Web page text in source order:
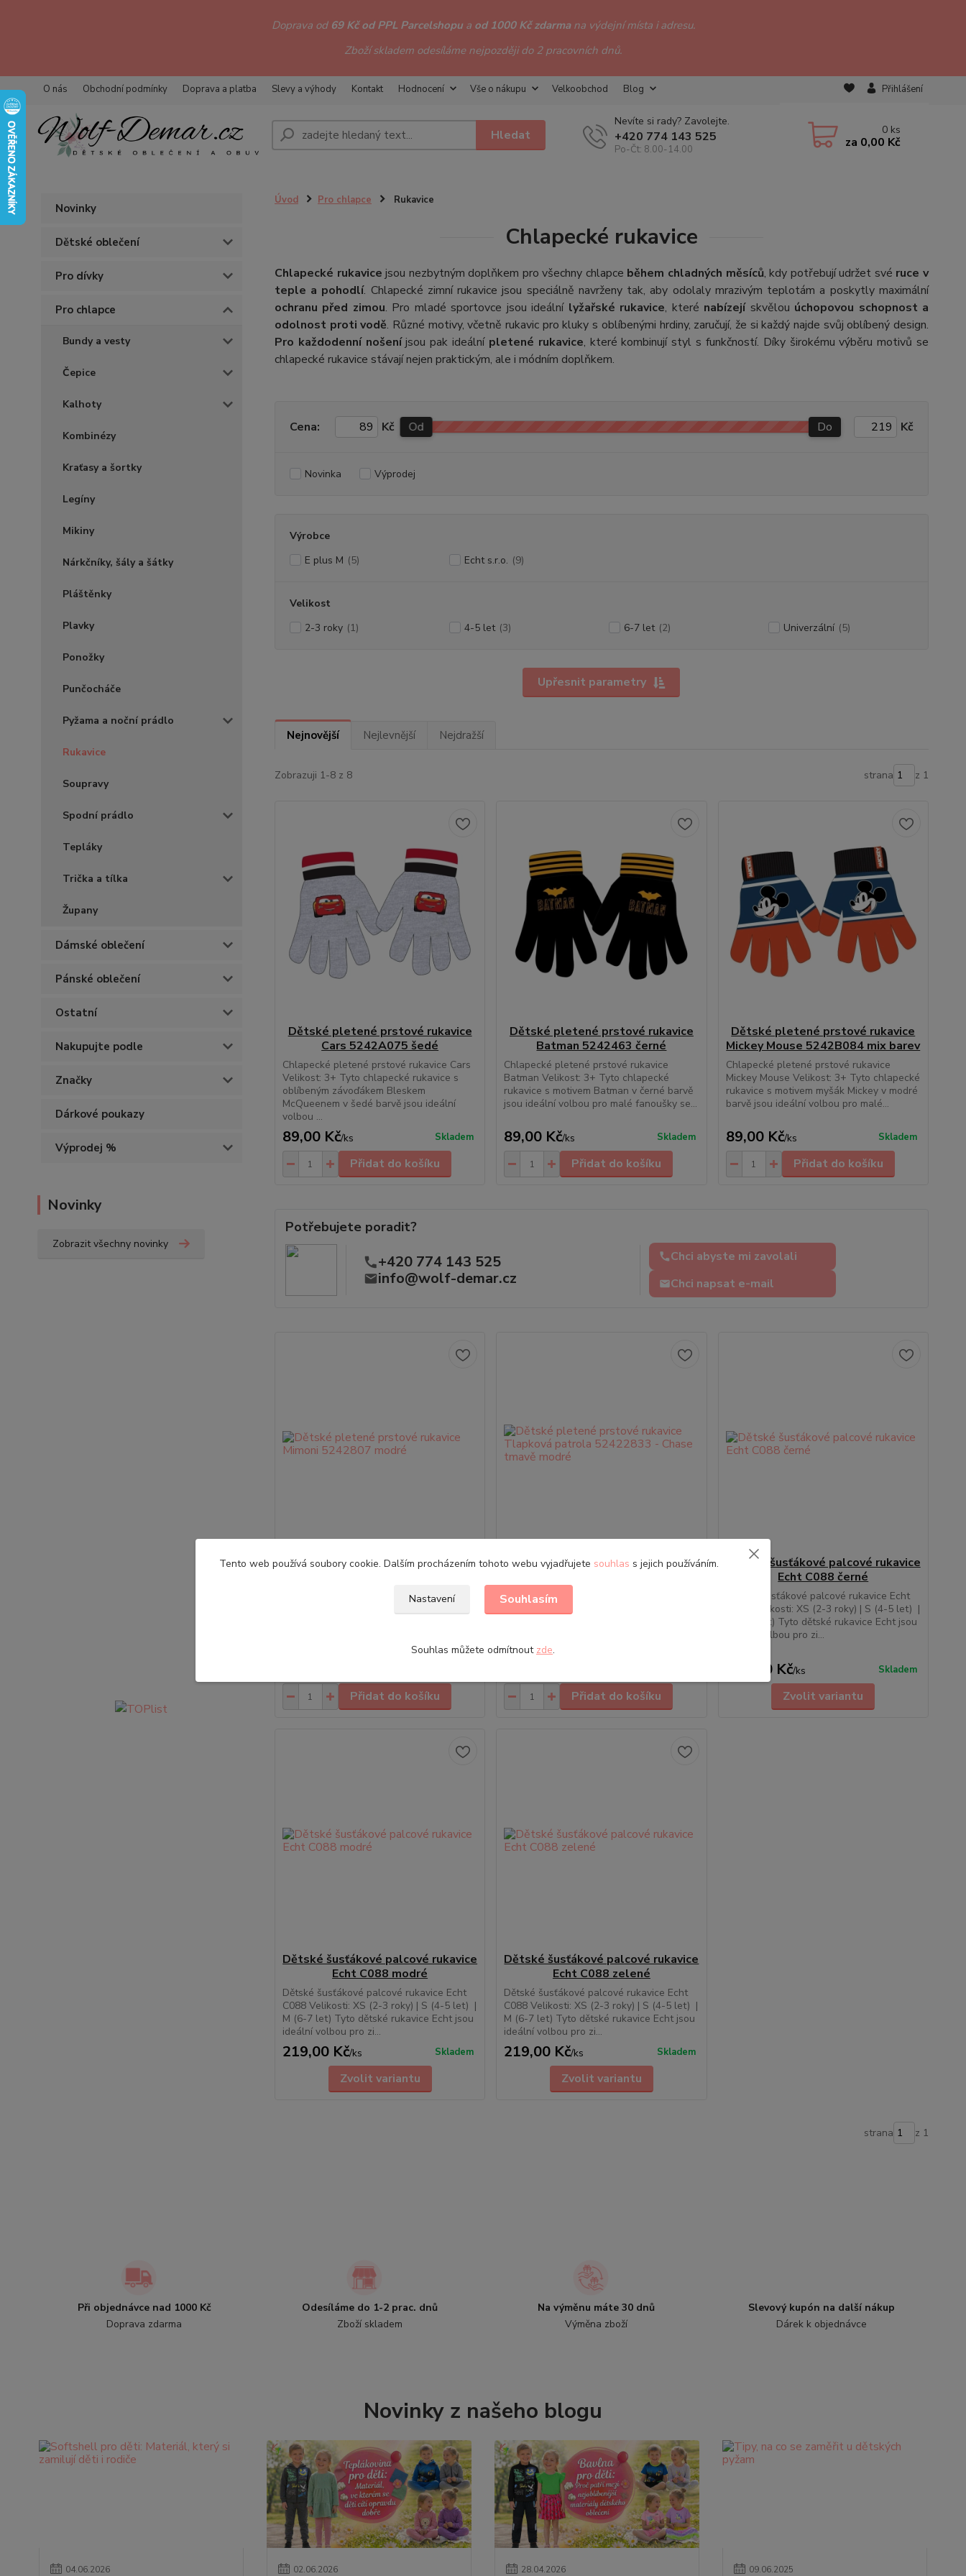
Doprava od 69 Kč od PPL Parcelshopua od 1000 Kč zdarma na výdejní místa i adresu.
Zboží skladem odesíláme nejpozději do 2 pracovních dnů.
O nás Obchodní podmínky Doprava a platba Slevy a výhody Kontakt Hodnocení Vše o nákupu Velkoobchod Blog Přihlášení
Hledat
Nevíte si rady? Zavolejte.
+420 774 143 525
Po-Čt: 8.00-14.00
0 ks
za 0,00 Kč
Novinky
Dětské oblečení
Pro dívky
Pro chlapce
Bundy a vesty
Čepice
Kalhoty
Kombinézy
Kraťasy a šortky
Legíny
Mikiny
Nárkčníky, šály a šátky
Pláštěnky
Plavky
Ponožky
Punčocháče
Pyžama a noční prádlo
Rukavice
Soupravy
Spodní prádlo
Tepláky
Trička a tílka
Župany
Dámské oblečení
Pánské oblečení
Ostatní
Nakupujte podle
Značky
Dárkové poukazy
Výprodej %
Novinky
Zobrazit všechny novinky
Úvod Pro chlapce Rukavice
Chlapecké rukavice
Chlapecké rukavice jsou nezbytným doplňkem pro všechny chlapce během chladných měsíců, kdy potřebují udržet své ruce v
teple a pohodlí. Chlapecké zimní rukavice jsou speciálně navrženy tak, aby odolaly mrazivým teplotám a poskytly maximální
ochranu před zimou. Pro mladé sportovce jsou ideální lyžařské rukavice, které nabízejí skvělou úchopovou schopnost a
odolnost proti vodě. Různé motivy, včetněrukavic pro kluky s oblíbenými hrdiny, zaručují, že si každý najde svůj oblíbený design.
Pro každodenní nošeníjsou pak ideální pletené rukavice, které kombinují styl s funkčností. Díky širokémuvýběru motivů se
chlapecké rukavice stávají nejen praktickým, ale i módním doplňkem.
Upřesnit parametry
Cena: Kč Od Do Kč
Novinka Výprodej
Výrobce
E plus M (5) Echt s.r.o. (9)
Velikost
2-3 roky (1) 4-5 let (3) 6-7 let (2) Univerzální (5)
Nejnovější Nejlevnější Nejdražší
Zobrazuji 1-8 z 8 strana z 1
Dětské pletené prstové rukavice
Cars 5242A075 šedé
Chlapecké pletené prstové rukavice Cars
Velikost: 3+ Tyto chlapecké rukavice s
oblíbeným závoďákem Bleskem
McQueenem v šedé barvě jsou ideální
volbou ...
89,00 Kč/ks Skladem
Přidat do košíku
Dětské pletené prstové rukavice
Batman 5242463 černé
Chlapecké pletené prstové rukavice
Batman Velikost: 3+ Tyto chlapecké
rukavice s motivem Batman v černé barvě
jsou ideální volbou pro malé fanoušky se...
89,00 Kč/ks Skladem
Přidat do košíku
Dětské pletené prstové rukavice
Mickey Mouse 5242B084 mix barev
Chlapecké pletené prstové rukavice
Mickey Mouse Velikost: 3+ Tyto chlapecké
rukavice s motivem myšák Mickey v modré
barvě jsou ideální volbou pro malé...
89,00 Kč/ks Skladem
Přidat do košíku
Potřebujete poradit?
+420 774 143 525
info@wolf-demar.cz
Chci abyste mi zavolali
Chci napsat e-mail
Dětské pletené prstové rukavice
Chlapecké pletené prstové rukavice
Přidat do košíku
Dětské pletené prstové rukavice
Chase tmavě modré
Chlapecké pletené prstové rukavice
v tmavě modré barvě jsou ideální volbou ...
Přidat do košíku
Dětské šusťákové palcové rukavice
Echt C088 černé
Dětské šusťákové palcové rukavice Echt
C088 Velikosti: XS (2-3 roky) | S (4-5 let) |
M (6-7 let) Tyto dětské rukavice Echt jsou
ideální volbou pro zi...
219,00 Kč/ks Skladem
Zvolit variantu
Dětské šusťákové palcové rukavice
Echt C088 modré
Dětské šusťákové palcové rukavice Echt
C088 Velikosti: XS (2-3 roky) | S (4-5 let) |
M (6-7 let) Tyto dětské rukavice Echt jsou
ideální volbou pro zi...
219,00 Kč/ks Skladem
Zvolit variantu
Dětské šusťákové palcové rukavice
Echt C088 zelené
Dětské šusťákové palcové rukavice Echt
C088 Velikosti: XS (2-3 roky) | S (4-5 let) |
M (6-7 let) Tyto dětské rukavice Echt jsou
ideální volbou pro zi...
219,00 Kč/ks Skladem
Zvolit variantu
strana z 1
Při objednávce nad 1000 Kč
Doprava zdarma
Odesíláme do 1-2 prac. dnů
Zboží skladem
Na výměnu máte 30 dnů
Výměna zboží
Slevový kupón na další nákup
Dárek k objednávce
Novinky z našeho blogu
04.06.2026 02.06.2026 28.04.2026 09.06.2025
Tento web používá soubory cookie. Dalším procházením tohoto webu vyjadřujete souhlas s jejich používáním.
Nastavení Souhlasím
Souhlas můžete odmítnout zde.